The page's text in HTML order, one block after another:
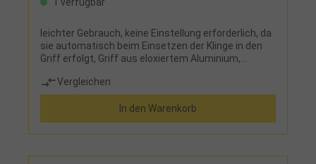
leichter Gebrauch, keine Einstellung erforderlich, da
sie automatisch beim Einsetzen der Klinge in den
Griff erfolgt, Griff aus eloxiertem Aluminium,
SchraubeLieferumfang: 1 Drehmoment-
Schraubendreher 7 Wechselklingen Torx®: TX6 -
TX7 - TX8 - TX9 - TX10 - TX15 - TX20 7
Wechselklingen Torx Plus®: 6IP - 7IP - 8IP - 9IP - 10IP
- 15IP - 20IP im Kunststoffständer
Vergleichen
In den Warenkorb